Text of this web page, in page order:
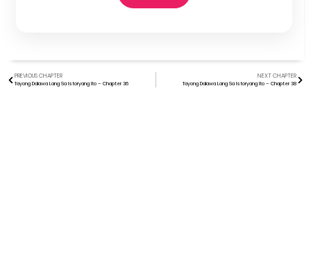
PREVIOUS CHAPTER
Tayong Dalawa Lang Sa Istoryang Ito – Chapter 36
NEXT CHAPTER
Tayong Dalawa Lang Sa Istoryang Ito – Chapter 38